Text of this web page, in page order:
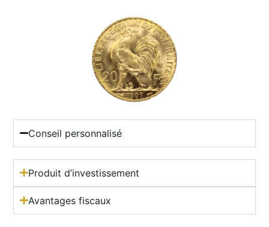
Conseil personnalisé
Produit d’investissement
Avantages fiscaux